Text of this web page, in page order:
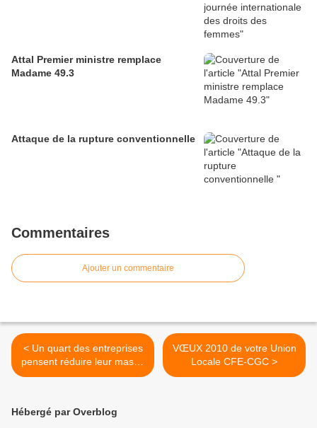
Attal Premier ministre remplace
Madame 49.3
Attaque de la rupture conventionnelle
Commentaires
Ajouter un commentaire
< Un quart des entreprises
pensent réduire leur masse
salariale en 2010
VŒUX 2010 de votre Union
Locale CFE-CGC >
Hébergé par Overblog